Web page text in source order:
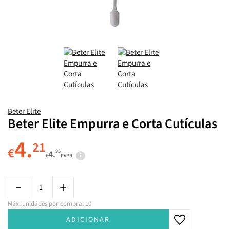
Beter Elite
Beter Elite Empurra e Corta Cutículas
€4.21€4.95
PVPR
Máx. unidades por compra: 10
ADICIONAR